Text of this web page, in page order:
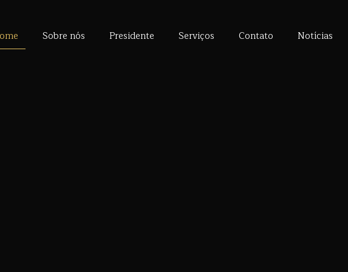
Sobre nós Presidente Serviços Contato Notícias